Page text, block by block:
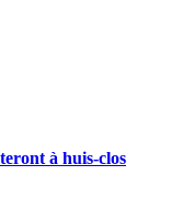
à huis-clos